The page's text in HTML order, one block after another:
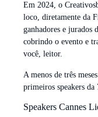
Em 2024, o
loco, diretamente da
ganhadores e jurados
cobrindo o evento e
você, leitor.
A menos de três
primeiros speakers
Speakers Cannes